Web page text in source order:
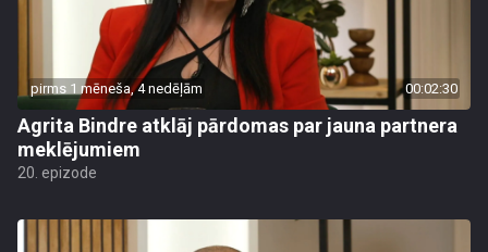
pirms 1 mēneša, 4 nedēļām 00:02:30
Agrita Bindre atklāj pārdomas par jauna partnera
meklējumiem
20. epizode